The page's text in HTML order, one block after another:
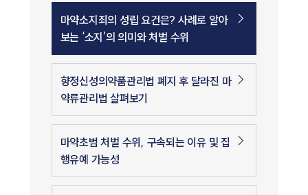
마약소지죄의 성립 요건은? 사례로 알아
보는 ‘소지’의 의미와 처벌 수위
향정신성의약품관리법 폐지 후 달라진 마
약류관리법 살펴보기
마약초범 처벌 수위, 구속되는 이유 및 집
행유예 가능성